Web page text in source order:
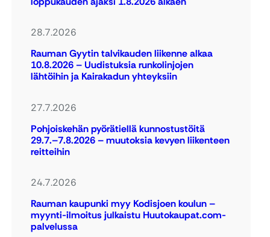
28.7.2026
Rauman Gyytin talvikauden liikenne alkaa
10.8.2026 – Uudistuksia runkolinjojen
lähtöihin ja Kairakadun yhteyksiin
27.7.2026
Pohjoiskehän pyörätiellä kunnostustöitä
29.7.–7.8.2026 – muutoksia kevyen liikenteen
reitteihin
24.7.2026
Rauman kaupunki myy Kodisjoen koulun –
myynti-ilmoitus julkaistu Huutokaupat.com-
palvelussa